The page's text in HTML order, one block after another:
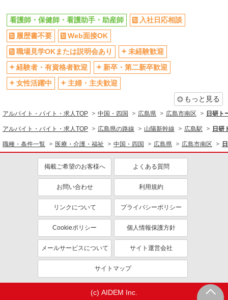
看護師・保健師・看護助手・助産師
入社日応相談
履歴書不要
Web面接OK
職場見学OKまたは説明会あり
未経験歓迎
経験者・有資格者歓迎
新卒・第二新卒歓迎
女性活躍中
主婦・主夫歓迎
もっと見る
アルバイト・バイト・求人TOP 中国・四国 広島県 広島市南区 日研ト
アルバイト・バイト・求人TOP 広島県の路線 山陽新幹線 広島駅 日研
職種・条件一覧 医療・介護・福祉 中国・四国 広島県 広島市南区
掲載ご希望のお客様へ よくある質問
お問い合わせ 利用規約
リンクについて プライバシーポリシー
Cookieポリシー 個人情報保護方針
メールサービスについて サイト運営会社
サイトマップ
(c) AIDEM Inc.